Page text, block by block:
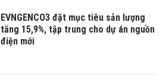
EVNGENCO3 đặt mục tiêu sản lượng
tăng 15,9%, tập trung cho dự án nguồn
điện mới